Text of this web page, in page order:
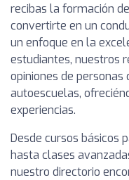
recibas la formación
convertirte en un
un enfoque en la
estudiantes, nuestros
opiniones de
autoescuelas,
experiencias.
Desde cursos básicos
hasta clases
nuestro directorio